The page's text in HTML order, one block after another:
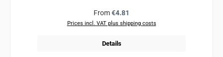
Regular price:
From€4.81
Prices incl. VAT plus shipping costs
Details